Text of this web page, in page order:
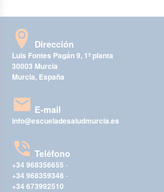
Dirección
Luis Fontes Pagán 9, 1ª planta
30003 Murcia
Murcia, España
E-mail
info@escueladesaludmurcia.es
Teléfono
+34 968356655 -
+34 968359348 -
+34 673992510